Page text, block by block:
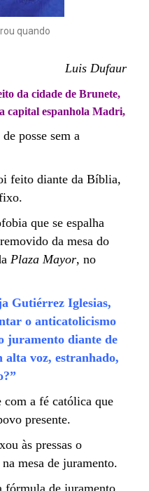
quando
Luis Dufaur
da cidade de Brunete,
capital espanhola Madri,
posse sem a
feito diante da Bíblia,
que se espalha
da mesa do
Plaza Mayor, no
Gutiérrez Iglesias,
o anticatolicismo
juramento diante de
alta voz, estranhado,
com a fé católica que
presente.
às pressas o
mesa de juramento.